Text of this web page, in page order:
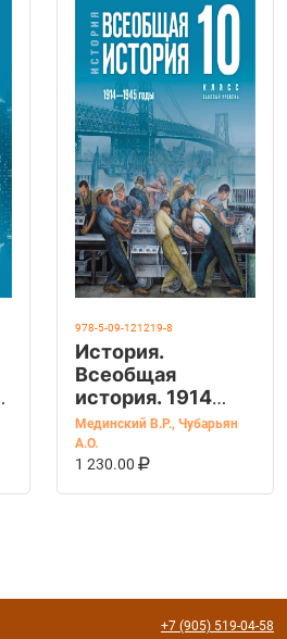
978-5-09-121219-8
История.
Всеобщая
история. 1914
1945 годы. 10
класс. Учебник.
Базовый уровень
Мединский В.Р., Чубарьян
А.О.
1 230.00
В КОРЗИНУ
+7 (905) 519-04-58